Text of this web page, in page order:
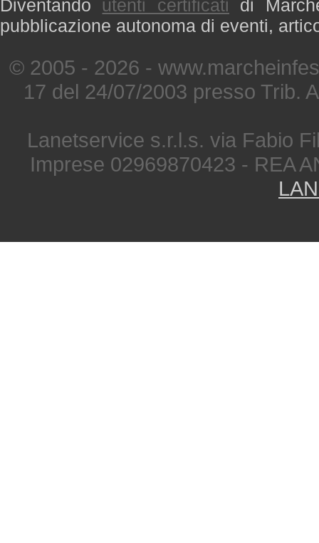
Diventando utenti certificati di
pubblicazione autonoma di eventi,
© 2005 - 2026 -
17 del 24/07/2003 presso Trib.
Lanetservice s.r.l.s. via Fabio
Imprese 02969870423 - REA